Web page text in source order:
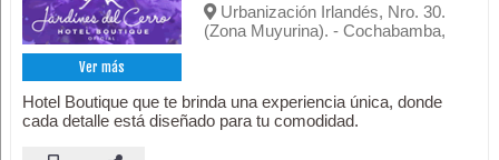
Ver más
Urbanización Irlandés, Nro. 30.
(Zona Muyurina). - Cochabamba,
Hotel Boutique que te brinda una experiencia única, donde
cada detalle está diseñado para tu comodidad.